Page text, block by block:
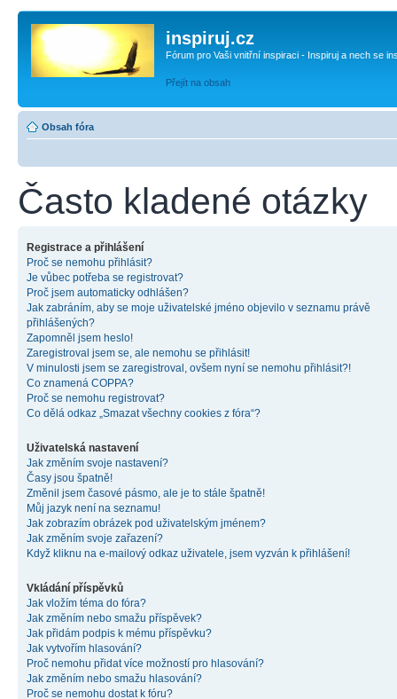
inspiruj.cz
Fórum pro Vaši vnitřní inspiraci - Inspiruj a nech se
Přejít na obsah
Obsah fóra
Často kladené otázky
Registrace a přihlášení
Proč se nemohu přihlásit?
Je vůbec potřeba se registrovat?
Proč jsem automaticky odhlášen?
Jak zabráním, aby se moje uživatelské jméno objevilo v seznamu právě
přihlášených?
Zapomněl jsem heslo!
Zaregistroval jsem se, ale nemohu se přihlásit!
V minulosti jsem se zaregistroval, ovšem nyní se nemohu přihlásit?!
Co znamená COPPA?
Proč se nemohu registrovat?
Co dělá odkaz „Smazat všechny cookies z fóra“?
Uživatelská nastavení
Jak změním svoje nastavení?
Časy jsou špatně!
Změnil jsem časové pásmo, ale je to stále špatně!
Můj jazyk není na seznamu!
Jak zobrazím obrázek pod uživatelským jménem?
Jak změním svoje zařazení?
Když kliknu na e-mailový odkaz uživatele, jsem vyzván k přihlášení!
Vkládání příspěvků
Jak vložím téma do fóra?
Jak změním nebo smažu příspěvek?
Jak přidám podpis k mému příspěvku?
Jak vytvořím hlasování?
Proč nemohu přidat více možností pro hlasování?
Jak změním nebo smažu hlasování?
Proč se nemohu dostat k fóru?